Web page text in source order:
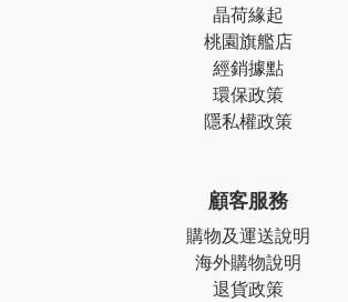
晶荷緣起
桃園旗艦店
經銷據點
環保政策
隱私權政策
顧客服務
購物及運送說明
海外購物說明
退貨政策